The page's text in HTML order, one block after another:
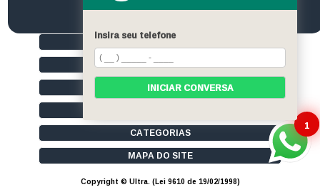
HOME
QUEM SOMOS
SERVIÇOS
CATEGORIAS
MAPA DO SITE
Copyright © Ultra. (Lei 9610 de 19/02/1998)
1
Insira seu telefone
INICIAR CONVERSA